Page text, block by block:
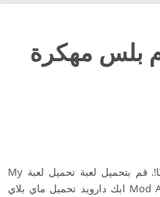
بلس مهكرة
يتضمن منزل My PlayHome الأصلي مجانًا!. قم بتحميل لعبة تحميل لعبة My
PlayHome Plus الآن مجاناً من Mod Apkdaroid ابك دارويد تحميل ماي بلاي